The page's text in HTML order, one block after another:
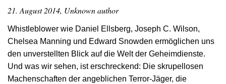
21. August 2014, Unknown author
Whistleblower wie Daniel Ellsberg, Joseph C. Wilson,
Chelsea Manning und Edward Snowden ermöglichen uns
den unverstellten Blick auf die Welt der Geheimdienste.
Und was wir sehen, ist erschreckend: Die skrupellosen
Machenschaften der angeblichen Terror-Jäger, die